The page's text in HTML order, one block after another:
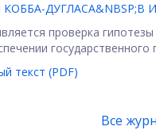
проверка
государственного
текст (PDF)
Все